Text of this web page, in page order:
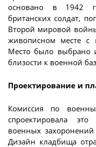
основано в 1942
британских солдат,
Второй мировой
живописном месте с
Место было выбрано
близости к военной
Проектирование и
Комиссия по
спроектировала
военных
Дизайн кладбища